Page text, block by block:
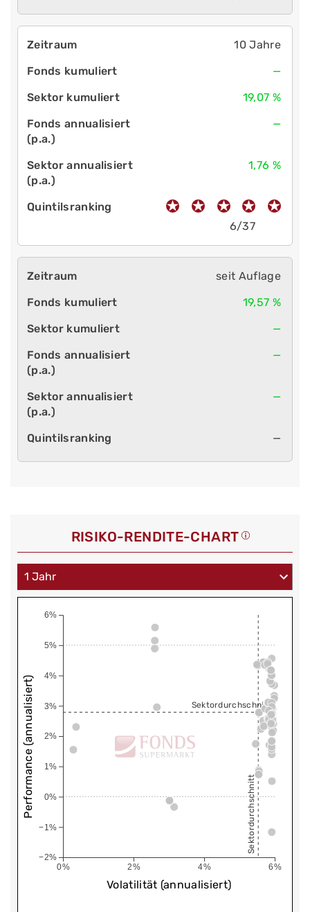
10 Jahre
—
19,07 %
—
1,76 %
6/37
seit Auflage
19,57 %
—
—
—
—
RISIKO-RENDITE-CHART
0% 2% 4% 6%
−2%
−1%
0%
1%
2%
3%
4%
5%
6%
Sektordurchschnitt
Sektordurchschnitt
Volatilität (annualisiert)
Performance (annualisiert)